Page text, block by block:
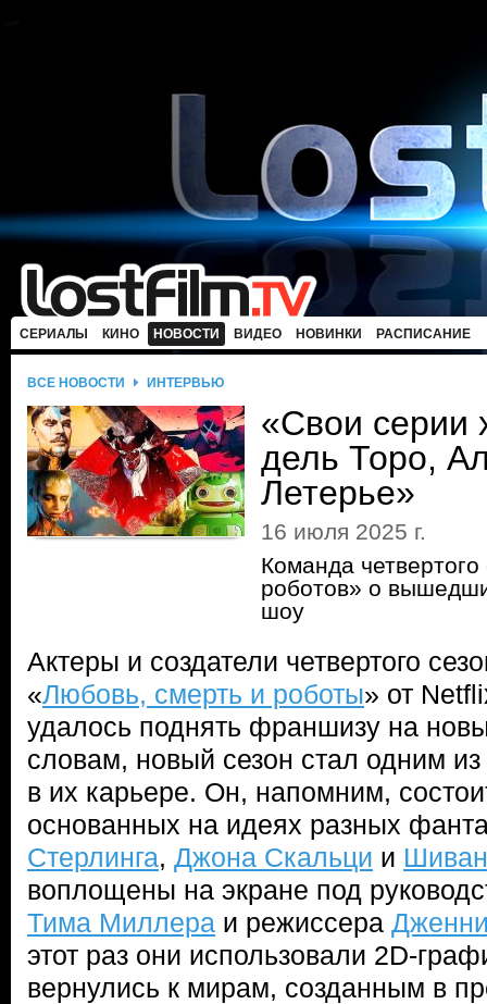
СЕРИАЛЫ КИНО НОВОСТИ ВИДЕО НОВИНКИ РАСПИСАНИЕ
ВСЕ НОВОСТИ ИНТЕРВЬЮ
«Свои серии
дель Торо,
Летерье»
16 июля 2025 г.
Команда
роботов» о
шоу
Актеры и создатели четвертого
«Любовь, смерть и роботы» от
удалось поднять франшизу на
словам, новый сезон стал одним
в их карьере. Он, напомним,
основанных на идеях разных
Стерлинга, Джона Скальци и
воплощены на экране под
Тима Миллера и режиссера
этот раз они использовали 2D-
вернулись к мирам, созданным в